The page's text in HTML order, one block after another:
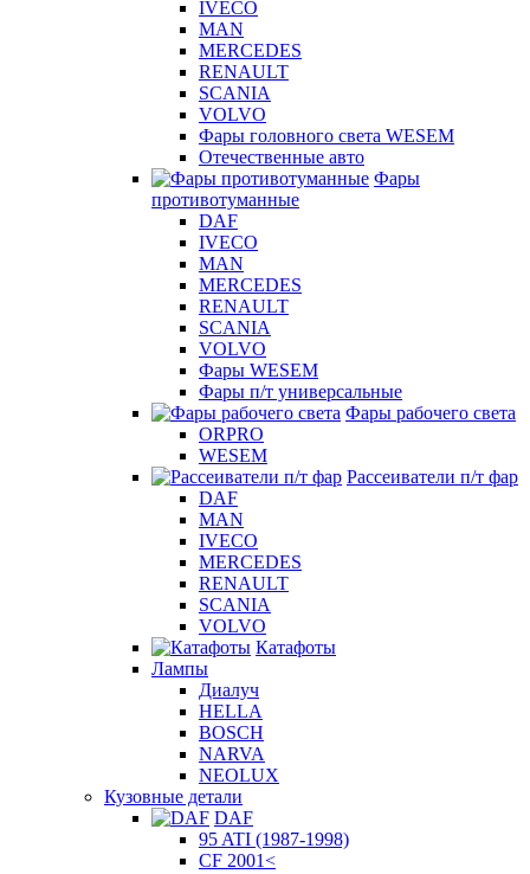
IVECO
MAN
MERCEDES
RENAULT
SCANIA
VOLVO
Фары головного света WESEM
Отечественные авто
Фары
противотуманные
DAF
IVECO
MAN
MERCEDES
RENAULT
SCANIA
VOLVO
Фары WESEM
Фары п/т универсальные
Фары рабочего света
ORPRO
WESEM
Рассеиватели п/т фар
DAF
MAN
IVECO
MERCEDES
RENAULT
SCANIA
VOLVO
Катафоты
Лампы
Диалуч
HELLA
BOSCH
NARVA
NEOLUX
Кузовные детали
DAF
95 ATI (1987-1998)
CF 2001<